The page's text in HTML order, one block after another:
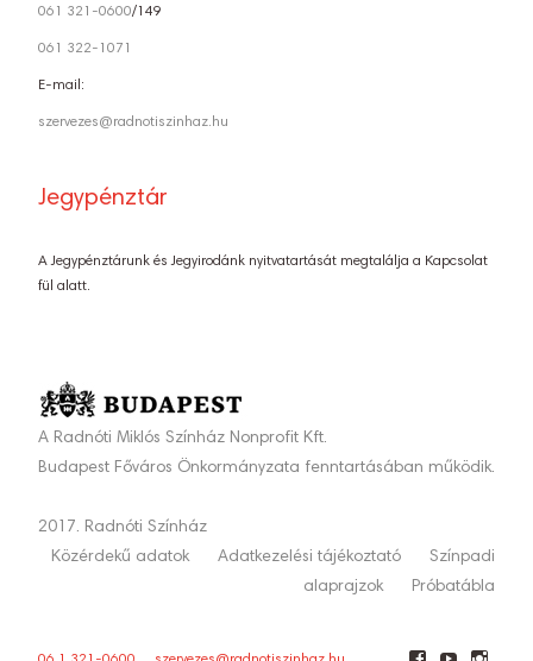
061 321-0600/149
061 322-1071
E-mail:
szervezes@radnotiszinhaz.hu
Jegypénztár
A Jegypénztárunk és Jegyirodánk nyitvatartását megtalálja a Kapcsolat
fül alatt.
A Radnóti Miklós Színház Nonprofit Kft.
Budapest Főváros Önkormányzata fenntartásában működik.
2017. Radnóti Színház
Közérdekű adatok
Adatkezelési tájékoztató
Színpadi
alaprajzok
Próbatábla